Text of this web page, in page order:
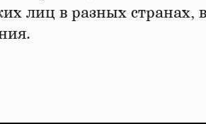
лиц в разных странах,